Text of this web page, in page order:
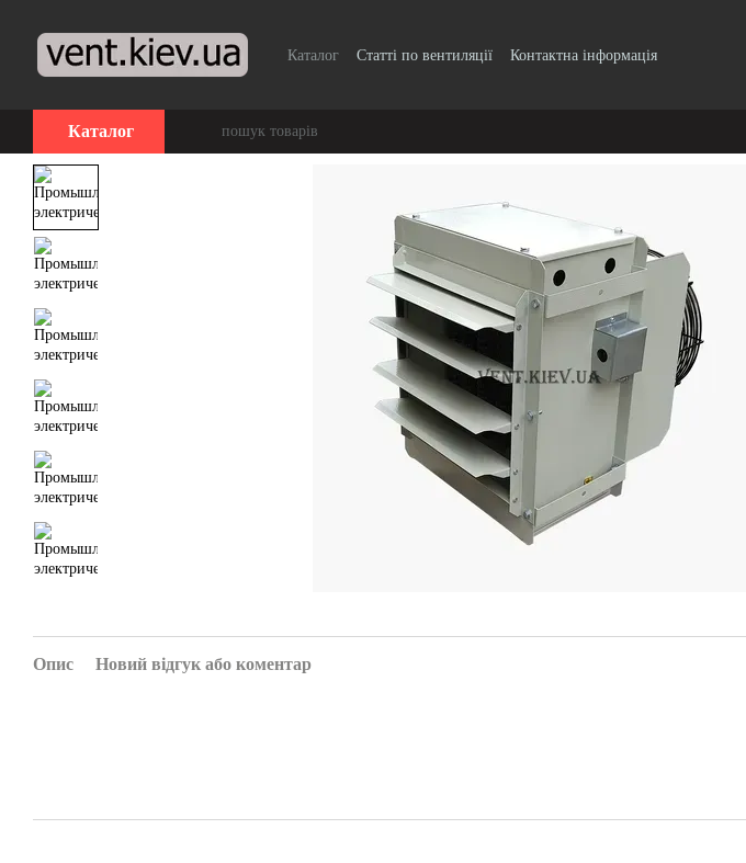
Каталог Статті по вентиляції Контактна інформація
Каталог
Опис Новий відгук або коментар